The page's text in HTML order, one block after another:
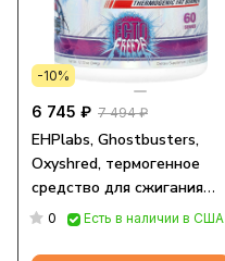
-10%
6 745 ₽ 7 494 ₽
EHPlabs, Ghostbusters,
Oxyshred, термогенное
средство для сжигания
жира, Ecto Freeze, 344 г
0 Есть в наличии в США